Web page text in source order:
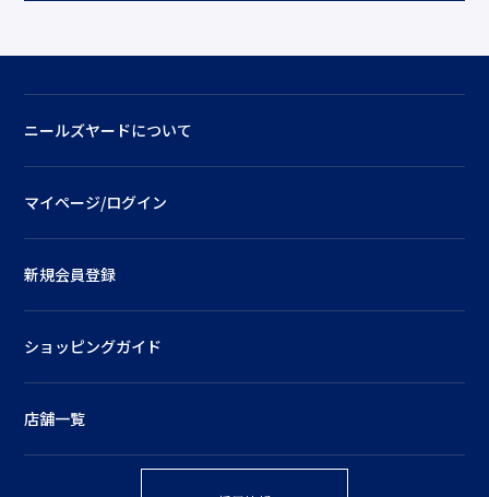
ニールズヤードについて
マイページ/ログイン
新規会員登録
ショッピングガイド
店舗一覧